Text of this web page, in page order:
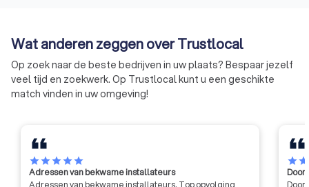
Wat anderen zeggen over Trustlocal
Op zoek naar de beste bedrijven in uw plaats? Bespaar jezelf
veel tijd en zoekwerk. Op Trustlocal kunt u een geschikte
match vinden in uw omgeving!
starstarstarstarstar
Adressen van bekwame installateurs
starstar
Door